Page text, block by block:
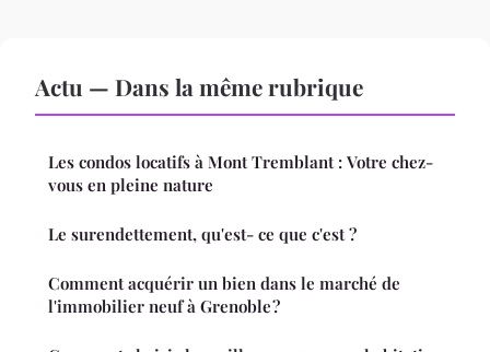
Actu — Dans la même rubrique
Les condos locatifs à Mont Tremblant : Votre chez-
vous en pleine nature
Le surendettement, qu'est- ce que c'est ?
Comment acquérir un bien dans le marché de
l'immobilier neuf à Grenoble ?